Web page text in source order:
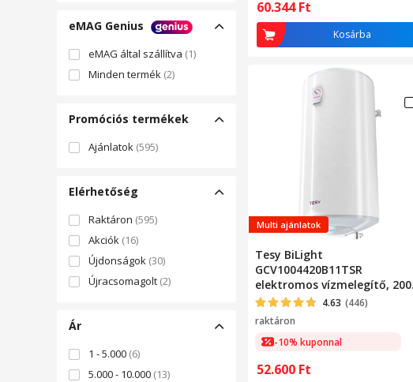
eMAG Genius
eMAG által szállítva (1)
Minden termék (2)
Promóciós termékek
Ajánlatok (595)
Elérhetőség
Raktáron (595)
Akciók (16)
Újdonságok (30)
Újracsomagolt (2)
Ár
1 - 5.000 (6)
5.000 - 10.000 (13)
60.344Ft
Kosárba
Multi ajánlatok
Tesy BiLight
GCV1004420B11TSR
elektromos vízmelegítő,
W, 100 l, 0.8 Mpa, 18 mm
4.63 (446)
raktáron
-10% kuponnal
52.600 Ft